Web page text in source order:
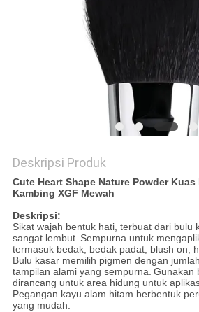
Deskripsi Produk
Cute Heart Shape Nature Powder
Kambing XGF Mewah
Deskripsi:
Sikat wajah bentuk hati, terbuat dari bulu
sangat lembut. Sempurna untuk
termasuk bedak, bedak padat, blush on,
Bulu kasar memilih pigmen dengan
tampilan alami yang sempurna. Gunakan
dirancang untuk area hidung untuk
Pegangan kayu alam hitam berbentuk
yang mudah.